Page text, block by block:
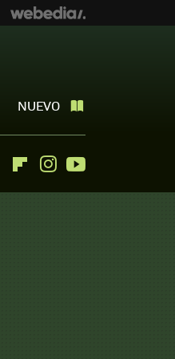
NUEVO
FacebookFlipboardInstagram